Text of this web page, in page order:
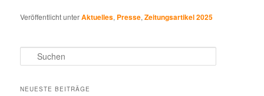
Veröffentlicht unterAktuelles, Presse,Zeitungsartikel 2025
u
h
NEUESTE BEITRÄGE